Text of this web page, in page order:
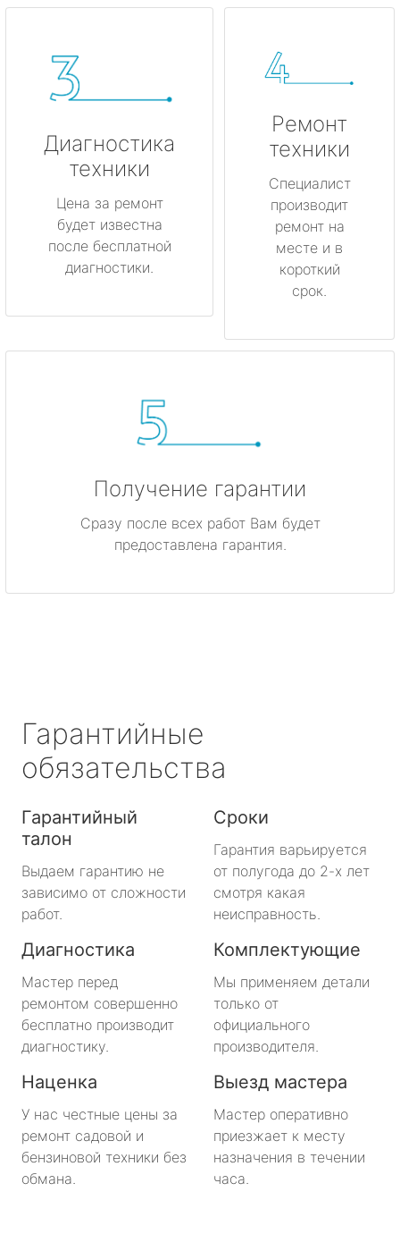
Диагностика
техники
Цена за ремонт
будет известна
после бесплатной
диагностики.
Ремонт
техники
Специалист
производит
ремонт на
месте и в
короткий
срок.
Получение гарантии
Сразу после всех работ Вам будет
предоставлена гарантия.
Гарантийные
обязательства
Гарантийный
талон
Выдаем гарантию не
зависимо от сложности
работ.
Сроки
Гарантия варьируется
от полугода до 2-х лет
смотря какая
неисправность.
Диагностика
Мастер перед
ремонтом совершенно
бесплатно производит
диагностику.
Комплектующие
Мы применяем детали
только от
официального
производителя.
Наценка
У нас честные цены за
ремонт садовой и
бензиновой техники без
обмана.
Выезд мастера
Мастер оперативно
приезжает к месту
назначения в течении
часа.